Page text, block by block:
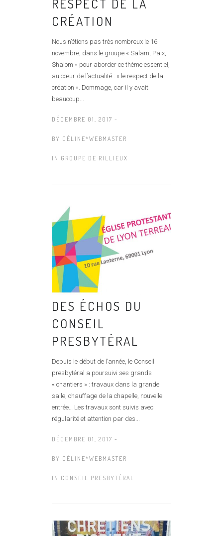
RESPECT DE LA
CRÉATION
Nous n’étions pas très nombreux le 16
novembre, dans le groupe « Salam, Paix,
Shalom » pour aborder ce thème essentiel,
au cœur de l’actualité : « le respect de la
création ». Dommage, car il y avait
beaucoup...
DÉCEMBRE 01, 2017 -
BY CÉLINE*WEBMASTER
IN GROUPE DE RILLIEUX
DES ÉCHOS DU
CONSEIL
PRESBYTÉRAL
Depuis le début de l’année, le Conseil
presbytéral a poursuivi ses grands
« chantiers » : travaux dans la grande
salle, chauffage de la chapelle, nouvelle
entrée… Les travaux sont suivis avec
régularité et attention par des...
DÉCEMBRE 01, 2017 -
BY CÉLINE*WEBMASTER
IN CONSEIL PRESBYTÉRAL